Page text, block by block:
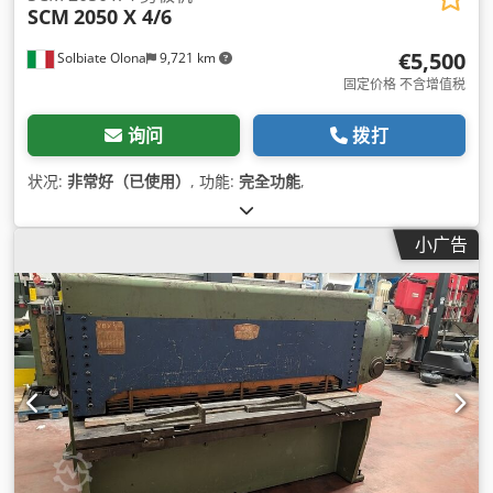
Solbiate Olona 9,721 km
SCM 2050 X 4/6
€5,500
固定价格 不含增值税
询问 拨打
状况: 非常好（已使用） , 功能: 完全功能,
小广告